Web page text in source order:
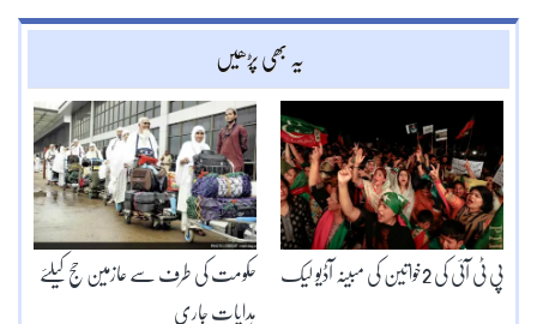
یہ بھی پڑھیں
حکومت کی طرف سے عازمین حج کیلئے
ہدایات جاری
پی ٹی آئی کی 2خواتین کی مبینہ آڈیو لیک